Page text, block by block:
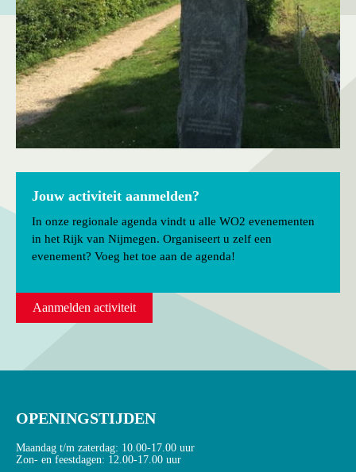
Jouw activiteit aanmelden?
In onze regionale agenda vindt u alle WO2 evenementen
in het Rijk van Nijmegen. Organiseert u zelf een
evenement? Voeg het toe aan de agenda!
Aanmelden activiteit
OPENINGSTIJDEN
Maandag t/m zaterdag: 10.00-17.00 uur
Zon- en feestdagen: 12.00-17.00 uur